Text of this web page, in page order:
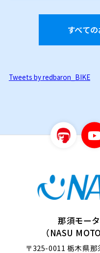
すべて
Tweets by redbaron_BIKE
那須モー
（NASU
〒325-0011 栃木県那